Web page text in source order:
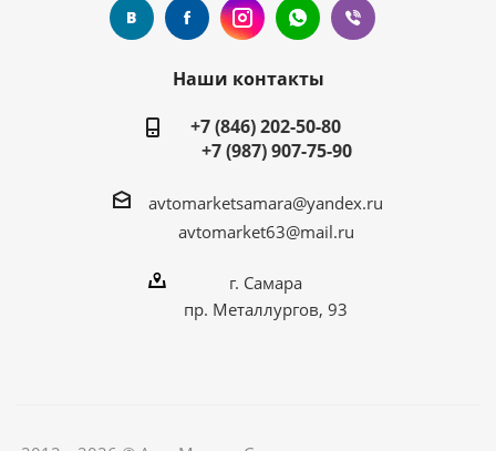
Наши контакты
+7 (846) 202-50-80
+7 (987) 907-75-90
avtomarketsamara@yandex.ru
avtomarket63@mail.ru
г. Самара
пр. Металлургов, 93